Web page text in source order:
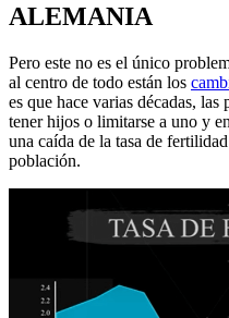
ALEMANIA
Pero este no es el único
al centro de todo están los
es que hace varias décadas,
tener hijos o limitarse a uno y
una caída de la tasa de
población.